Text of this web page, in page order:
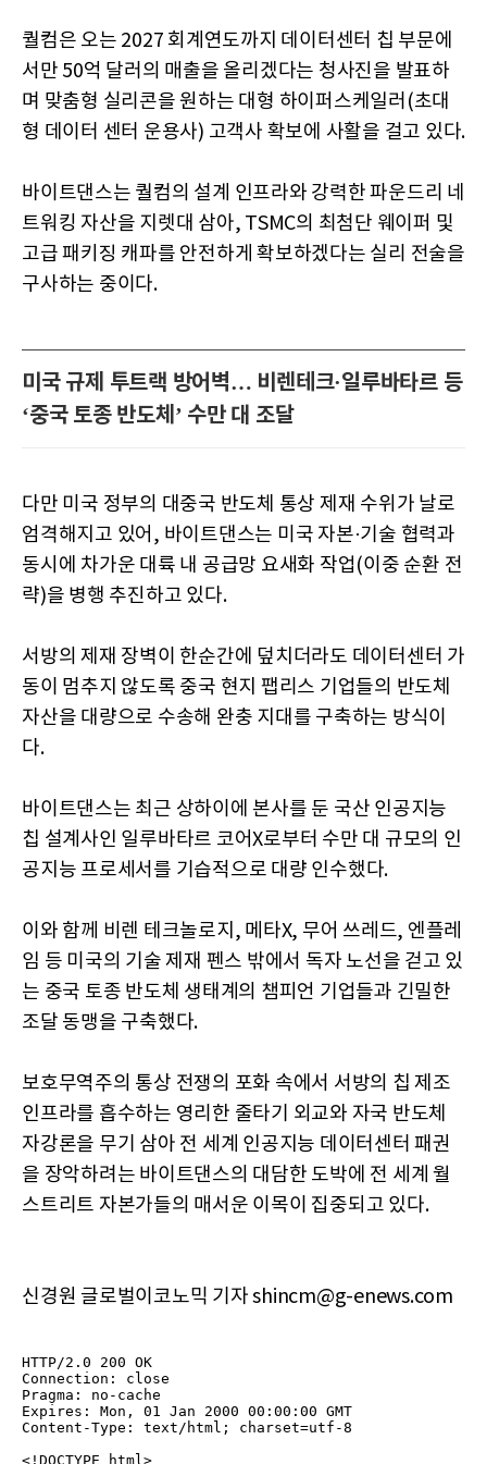
퀄컴은 오는 2027 회계연도까지 데이터센터 칩 부문에
서만 50억 달러의 매출을 올리겠다는 청사진을 발표하
며 맞춤형 실리콘을 원하는 대형 하이퍼스케일러(초대
형 데이터 센터 운용사) 고객사 확보에 사활을 걸고 있다.
바이트댄스는 퀄컴의 설계 인프라와 강력한 파운드리 네
트워킹 자산을 지렛대 삼아, TSMC의 최첨단 웨이퍼 및
고급 패키징 캐파를 안전하게 확보하겠다는 실리 전술을
구사하는 중이다.
미국 규제 투트랙 방어벽… 비렌테크·일루바타르 등
‘중국 토종 반도체’ 수만 대 조달
다만 미국 정부의 대중국 반도체 통상 제재 수위가 날로
엄격해지고 있어, 바이트댄스는 미국 자본·기술 협력과
동시에 차가운 대륙 내 공급망 요새화 작업(이중 순환 전
략)을 병행 추진하고 있다.
서방의 제재 장벽이 한순간에 덮치더라도 데이터센터 가
동이 멈추지 않도록 중국 현지 팹리스 기업들의 반도체
자산을 대량으로 수송해 완충 지대를 구축하는 방식이
다.
바이트댄스는 최근 상하이에 본사를 둔 국산 인공지능
칩 설계사인 일루바타르 코어X로부터 수만 대 규모의 인
공지능 프로세서를 기습적으로 대량 인수했다.
이와 함께 비렌 테크놀로지, 메타X, 무어 쓰레드, 엔플레
임 등 미국의 기술 제재 펜스 밖에서 독자 노선을 걷고 있
는 중국 토종 반도체 생태계의 챔피언 기업들과 긴밀한
조달 동맹을 구축했다.
보호무역주의 통상 전쟁의 포화 속에서 서방의 칩 제조
인프라를 흡수하는 영리한 줄타기 외교와 자국 반도체
자강론을 무기 삼아 전 세계 인공지능 데이터센터 패권
을 장악하려는 바이트댄스의 대담한 도박에 전 세계 월
스트리트 자본가들의 매서운 이목이 집중되고 있다.
신경원 글로벌이코노믹 기자 shincm@g-enews.com